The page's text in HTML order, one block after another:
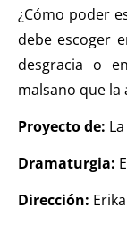
¿Cómo poder
debe escoger
desgracia o
malsano que
Proyecto de:
Dramaturgia:
Dirección: